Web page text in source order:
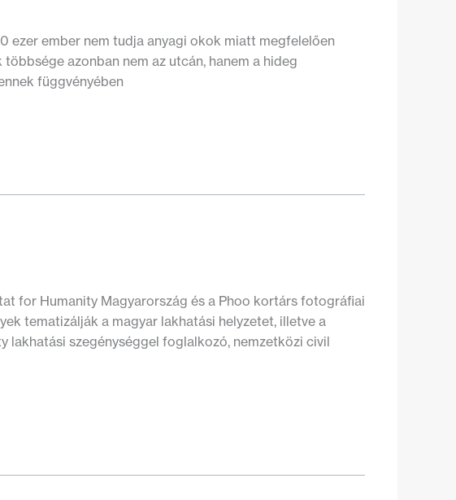
ezer ember nem tudja anyagi okok miatt megfelelően
azonban nem az utcán, hanem a hideg
függvényében
for Humanity Magyarország és a Phoo kortárs fotográfiai
tematizálják a magyar lakhatási helyzetet, illetve a
szegénységgel foglalkozó, nemzetközi civil